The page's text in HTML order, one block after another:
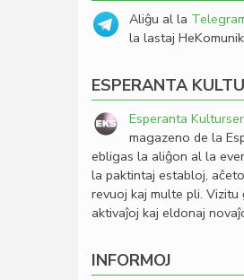
Aliĝu al la
la lastaj
ESPERANTA
Esperanta
magazeno de la
ebligas la aliĝon al la
la paktintaj establoj,
revuoj kaj multe pli.
aktivaĵoj kaj eldonaj
INFORMOJ